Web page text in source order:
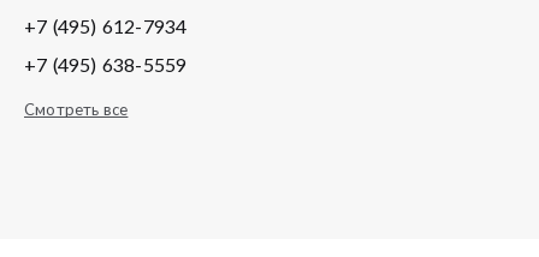
+7 (495) 612-7934
+7 (495) 638-5559
Смотреть все